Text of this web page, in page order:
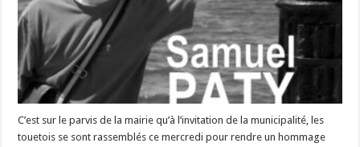
C’est sur le parvis de la mairie qu’à l’invitation de la municipalité, les
touetois se sont rassemblés ce mercredi pour rendre un hommage